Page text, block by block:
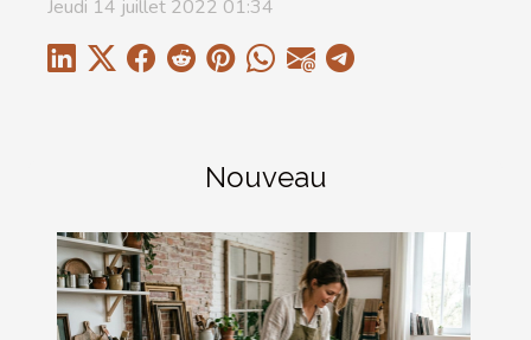
Nouveau
Jeudi 14 juillet 2022 01:34